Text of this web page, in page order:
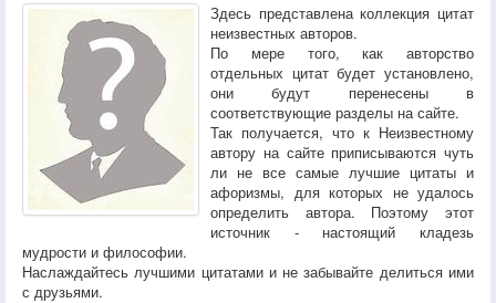
Здесь представлена коллекция цитат
неизвестных авторов.
По мере того, как авторство
отдельных цитат будет установлено,
они будут перенесены в
соответствующие разделы на сайте.
Так получается, что к Неизвестному
автору на сайте приписываются чуть
ли не все самые лучшие цитаты и
афоризмы, для которых не удалось
определить автора. Поэтому этот
источник - настоящий кладезь
мудрости и философии.
Наслаждайтесь лучшими цитатами и не забывайте делиться ими
с друзьями.